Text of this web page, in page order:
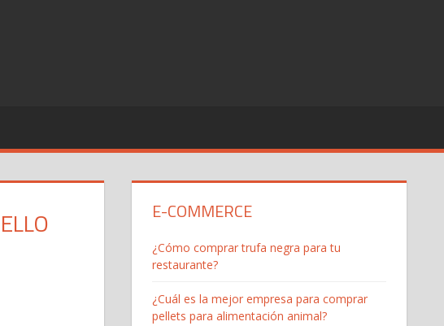
E-COMMERCE
¿Cómo comprar trufa negra para tu
restaurante?
¿Cuál es la mejor empresa para comprar
pellets para alimentación animal?